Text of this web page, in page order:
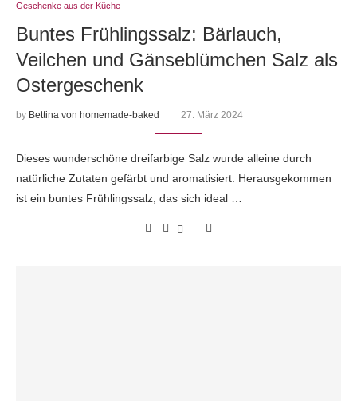
Geschenke aus der Küche
Buntes Frühlingssalz: Bärlauch,
Veilchen und Gänseblümchen Salz als
Ostergeschenk
by Bettina von homemade-baked 27. März 2024
Dieses wunderschöne dreifarbige Salz wurde alleine durch
natürliche Zutaten gefärbt und aromatisiert. Herausgekommen
ist ein buntes Frühlingssalz, das sich ideal …